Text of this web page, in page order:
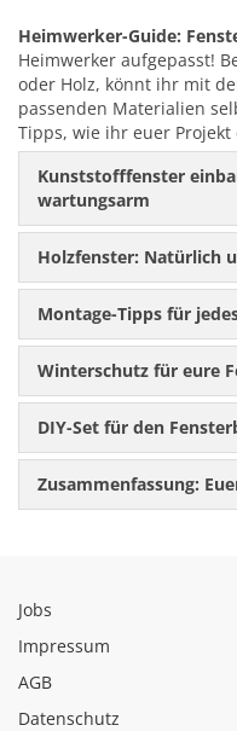
Heimwerker-Guide:
Heimwerker aufgepasst!
oder Holz, könnt ihr mit
passenden Materialien
Tipps, wie ihr euer
Kunststofffenster
wartungsarm
Holzfenster: Natürlich
Montage-Tipps für
Winterschutz für eure
DIY-Set für den
Zusammenfassung:
Jobs
Impressum
AGB
Datenschutz